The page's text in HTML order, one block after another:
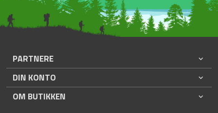
PARTNERE
DIN KONTO
OM BUTIKKEN